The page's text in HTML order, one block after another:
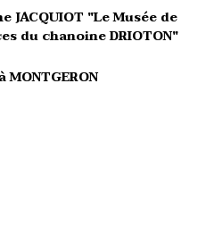
JACQUIOT "Le Musée de
du chanoine DRIOTON"
MONTGERON